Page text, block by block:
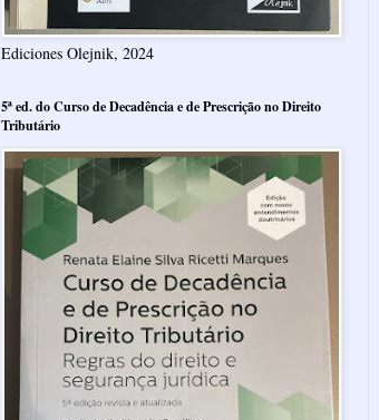
Ediciones Olejnik, 2024
5ª ed. do Curso de Decadência e de Prescrição no Direito
Tributário